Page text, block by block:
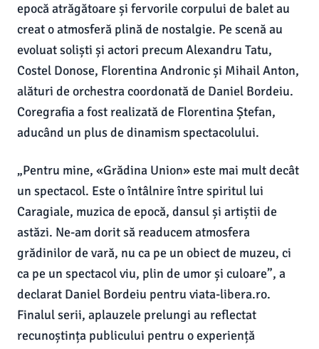
epocă atrăgătoare și fervorile corpului de balet au
creat o atmosferă plină de nostalgie. Pe scenă au
evoluat soliști și actori precum Alexandru Tatu,
Costel Donose, Florentina Andronic și Mihail Anton,
alături de orchestra coordonată de Daniel Bordeiu.
Coregrafia a fost realizată de Florentina Ștefan,
aducând un plus de dinamism spectacolului.
„Pentru mine, «Grădina Union» este mai mult decât
un spectacol. Este o întâlnire între spiritul lui
Caragiale, muzica de epocă, dansul și artiștii de
astăzi. Ne-am dorit să readucem atmosfera
grădinilor de vară, nu ca pe un obiect de muzeu, ci
ca pe un spectacol viu, plin de umor și culoare”, a
declarat Daniel Bordeiu pentru viata-libera.ro.
Finalul serii, aplauzele prelungi au reflectat
recunoștința publicului pentru o experiență